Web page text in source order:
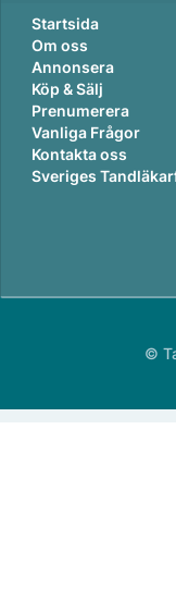
Startsida
Om oss
Annonsera
Köp & Sälj
Prenumerera
Vanliga Frågor
Kontakta oss
Sveriges
©